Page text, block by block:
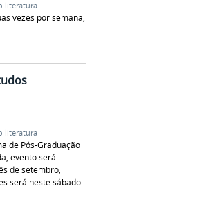
literatura
vezes por semana,
literatura
de Pós-Graduação
evento será
de setembro;
será neste sábado